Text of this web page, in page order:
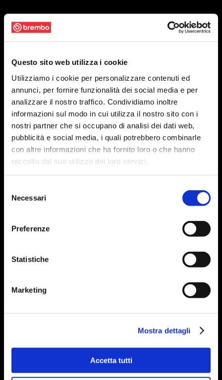
Questo sito web utilizza i cookie
Utilizziamo i cookie per personalizzare contenuti ed
annunci, per fornire funzionalità dei social media e per
analizzare il nostro traffico. Condividiamo inoltre
informazioni sul modo in cui utilizza il nostro sito con i
nostri partner che si occupano di analisi dei dati web,
pubblicità e social media, i quali potrebbero combinarle
con altre informazioni che ha fornito loro o che hanno
raccolto dal suo utilizzo dei loro servizi.
delNecessari
Preferenze
Statistiche
Marketing
Mostra dettagli
Accetta tutti